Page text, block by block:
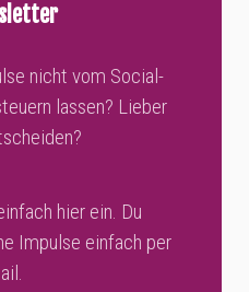
nicht vom Social-
lassen? Lieber
hier ein. Du
Impulse einfach per